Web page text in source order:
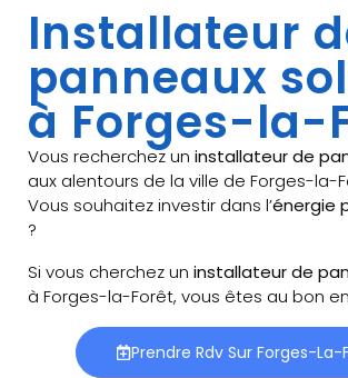
Installateur
panneaux
à Forges-la-
Vous recherchez un installateur de
aux alentours de la ville de Forges-la-
Vous souhaitez investir dans l’énergie
?
Si vous cherchez un installateur de
à Forges-la-Forêt, vous êtes au bon
Prendre Rdv Sur Forges-La-